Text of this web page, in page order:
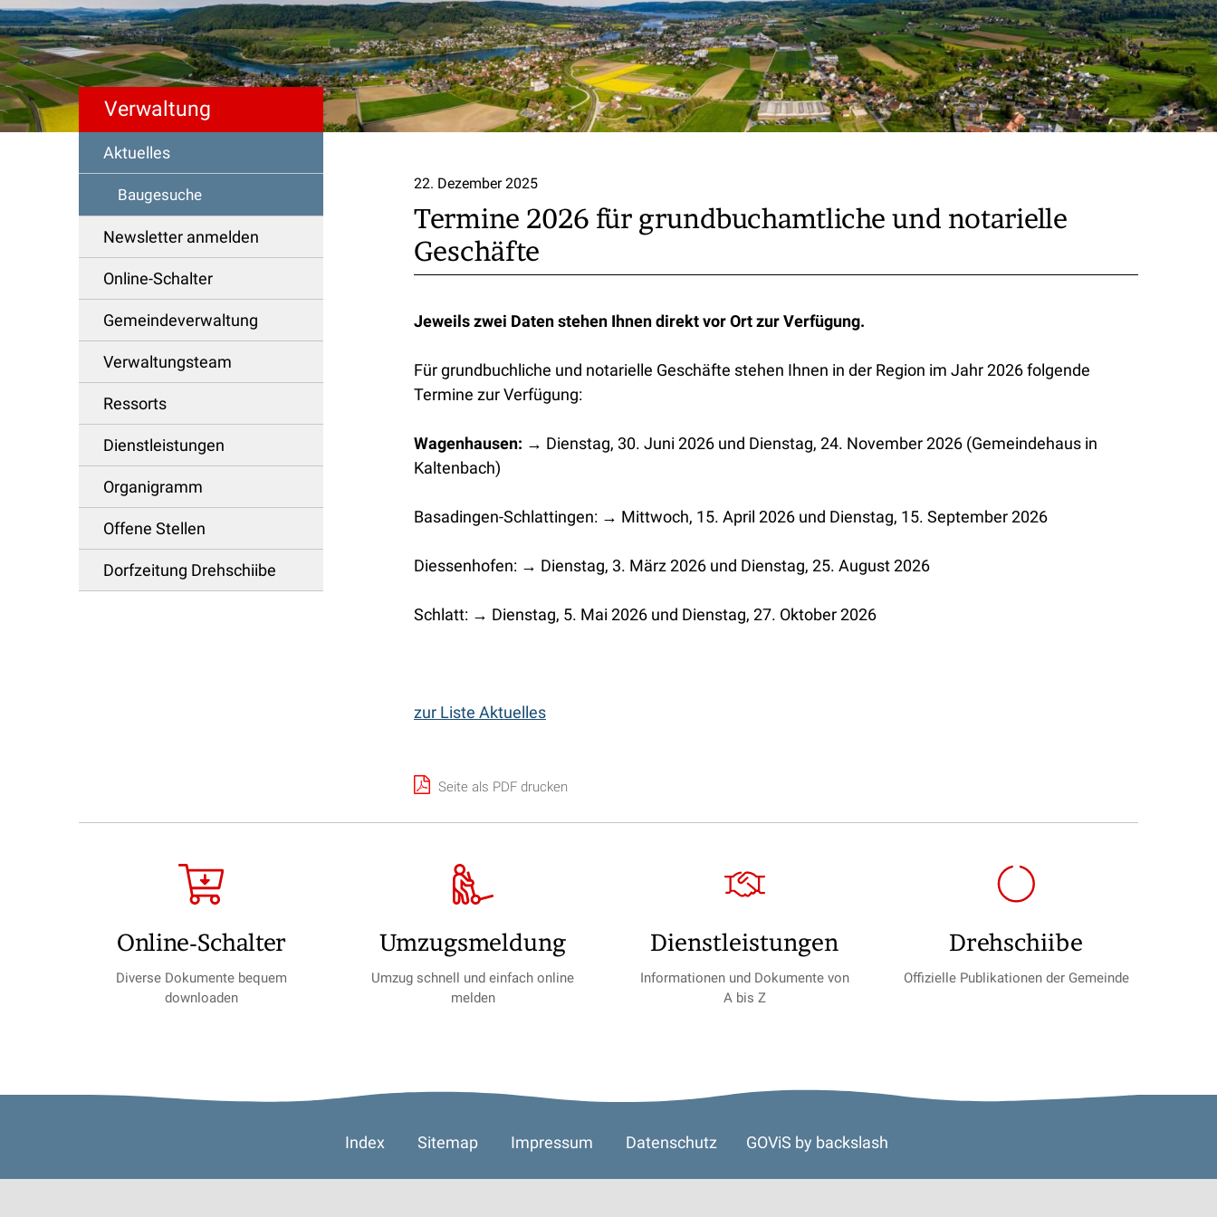
Verwaltung
Aktuelles
Baugesuche
Newsletter anmelden
Online-Schalter
Gemeindeverwaltung
Verwaltungsteam
Ressorts
Dienstleistungen
Organigramm
Offene Stellen
Dorfzeitung Drehschiibe
Termine 2026 für grundbuchamtliche und notarielle
Geschäfte
22. Dezember 2025
Jeweils zwei Daten stehen Ihnen direkt vor Ort zur Verfügung.
Für grundbuchliche und notarielle Geschäfte stehen Ihnen in der Region im Jahr 2026 folgende
Termine zur Verfügung:
Wagenhausen: → Dienstag, 30. Juni 2026 und Dienstag, 24. November 2026 (Gemeindehaus in
Kaltenbach)
Basadingen-Schlattingen: → Mittwoch, 15. April 2026 und Dienstag, 15. September 2026
Diessenhofen: → Dienstag, 3. März 2026 und Dienstag, 25. August 2026
Schlatt: → Dienstag, 5. Mai 2026 und Dienstag, 27. Oktober 2026
zur Liste Aktuelles
Seite als PDF drucken
Schnellzugriff
Online-Schalter
Diverse Dokumente bequem
downloaden
Umzugs­meldung
Umzug schnell und einfach online
melden
Dienst­leistungen
Informationen und Dokumente von
A bis Z
Drehschiibe
Offizielle Publikationen der Gemeinde
Index Sitemap Impressum Datenschutz GOViS by backslash